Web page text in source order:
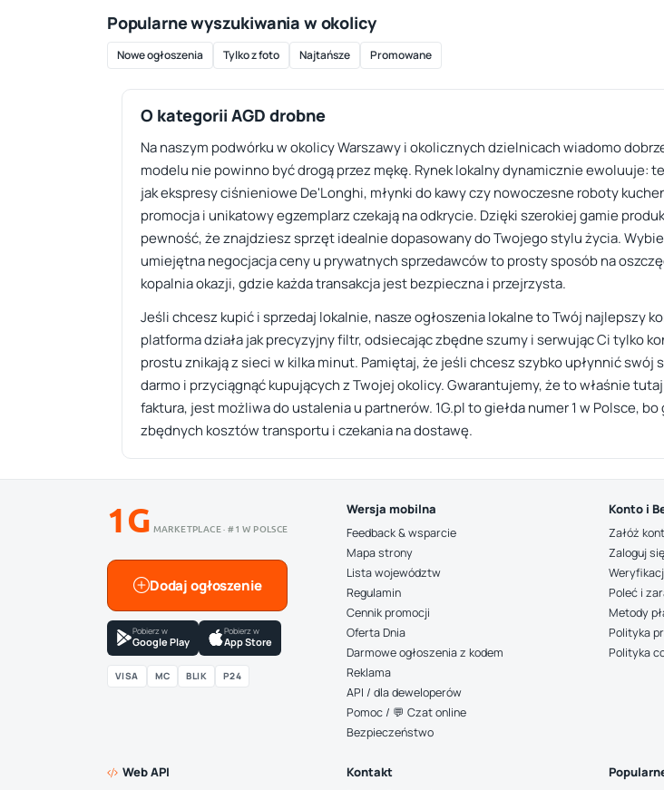
Popularne wyszukiwania w okolicy
Nowe ogłoszenia Tylko z foto Najtańsze Promowane
O kategorii AGD drobne
Na naszym podwórku w okolicy Warszawy i okolicznych dzielnicach wiadomo
modelu nie powinno być drogą przez mękę. Rynek lokalny dynamicznie ewoluuje:
jak ekspresy ciśnieniowe De'Longhi, młynki do kawy czy nowoczesne roboty
promocja i unikatowy egzemplarz czekają na odkrycie. Dzięki szerokiej gamie
pewność, że znajdziesz sprzęt idealnie dopasowany do Twojego stylu życia.
umiejętna negocjacja ceny u prywatnych sprzedawców to prosty sposób na
kopalnia okazji, gdzie każda transakcja jest bezpieczna i przejrzysta.
Jeśli chcesz kupić i sprzedaj lokalnie, nasze ogłoszenia lokalne to Twój najlepszy
platforma działa jak precyzyjny filtr, odsiecając zbędne szumy i serwując Ci tylko
prostu znikają z sieci w kilka minut. Pamiętaj, że jeśli chcesz szybko upłynnić
darmo i przyciągnąć kupujących z Twojej okolicy. Gwarantujemy, że to właśnie
faktura, jest możliwa do ustalenia u partnerów. 1G.pl to giełda numer 1 w Polsce,
zbędnych kosztów transportu i czekania na dostawę.
1G MARKETPLACE · #1 W POLSCE
Dodaj ogłoszenie
Pobierz w
Google Play
Pobierz w
App Store
VISA MC BLIK P24
Wersja mobilna
Feedback & wsparcie
Mapa strony
Lista województw
Regulamin
Cennik promocji
Oferta Dnia
Darmowe ogłoszenia z kodem
Reklama
API / dla deweloperów
Pomoc / 💬 Czat online
Bezpieczeństwo
Konto i
Załóż
Zaloguj się
Poleć i
Metody
Polityka
Polityka
Web API Kontakt